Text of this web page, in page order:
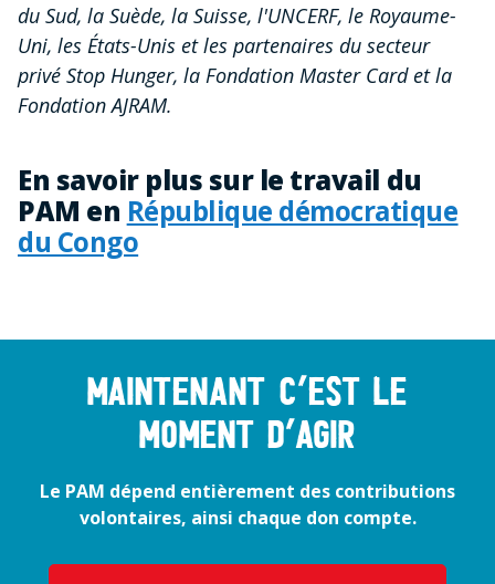
du Sud, la Suède, la Suisse, l'UNCERF, le Royaume-
Uni, les États-Unis et les partenaires du secteur
privé Stop Hunger, la Fondation Master Card et la
Fondation AJRAM.
En savoir plus sur le travail du
PAM en République démocratique
du Congo
Maintenant c’est le
moment d’agir
Le PAM dépend entièrement des contributions
volontaires, ainsi chaque don compte.